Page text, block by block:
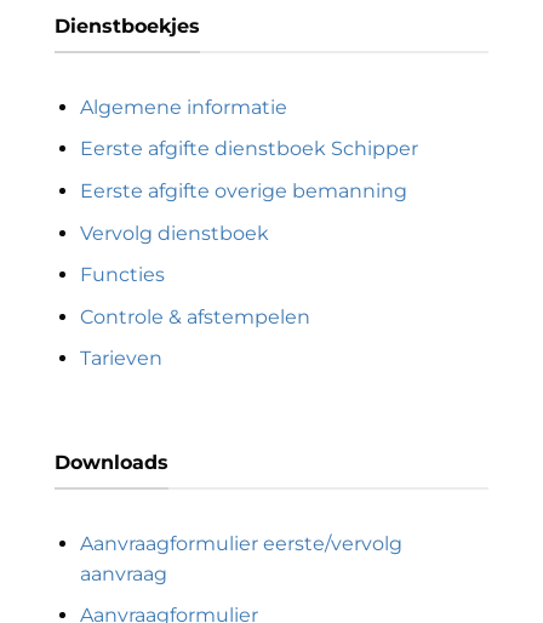
Dienstboekjes
Algemene informatie
Eerste afgifte dienstboek Schipper
Eerste afgifte overige bemanning
Vervolg dienstboek
Functies
Controle & afstempelen
Tarieven
Downloads
Aanvraagformulier eerste/vervolg
aanvraag
Aanvraagformulier